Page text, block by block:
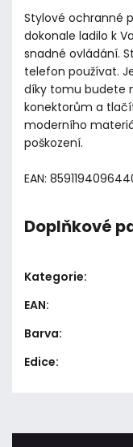
Stylové ochranné
dokonale ladilo k
snadné ovládání.
telefon používat.
díky tomu budete
konektorům a
moderního
poškození.
EAN:
Doplňkové
Kategorie:
EAN:
Barva:
Edice: